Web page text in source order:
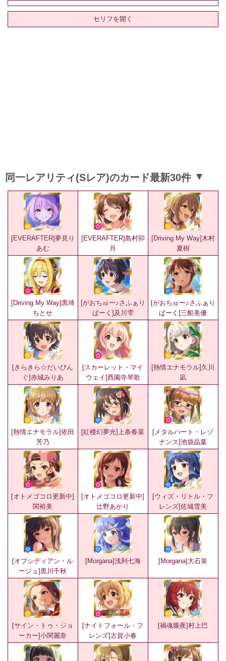
セリフを開く
同一レアリティ(Sレア)のカード最新30件 ▲
[EVERAFTER]夢見り
あむ
[EVERAFTER]島村卯
月
[Driving My Way]木村
夏樹
[Driving My Way]黒埼
ちとせ
[がおちゅー♪さふぁり
ぱーく]及川雫
[がおちゅー♪さふぁり
ぱーく]三船美優
[きらきら☆だいびん
ぐ]赤城みりあ
[スカーレット・マイ
ウェイ]西園寺琴歌
[熱情エナモラル]久川
凪
[熱情エナモラル]依田
芳乃
[紅楼幻夢光]上条春菜
[メタルハート・レゾ
ナンス]池袋晶葉
[オトメゴコロ更新中]
関裕美
[オトメゴコロ更新中]
辻野あかり
[ウィズ・リトル・フ
レンズ]佐城雪美
[オブシディアン・ル
ージュ]黒川千秋
[Morgana]浅利七海 [Morgana]大石泉
[サイン・トゥ・ジョ
ーカー]小関麗奈
[ナイトフォール・フ
レンズ]古賀小春
[禍魂朧夜]村上巴